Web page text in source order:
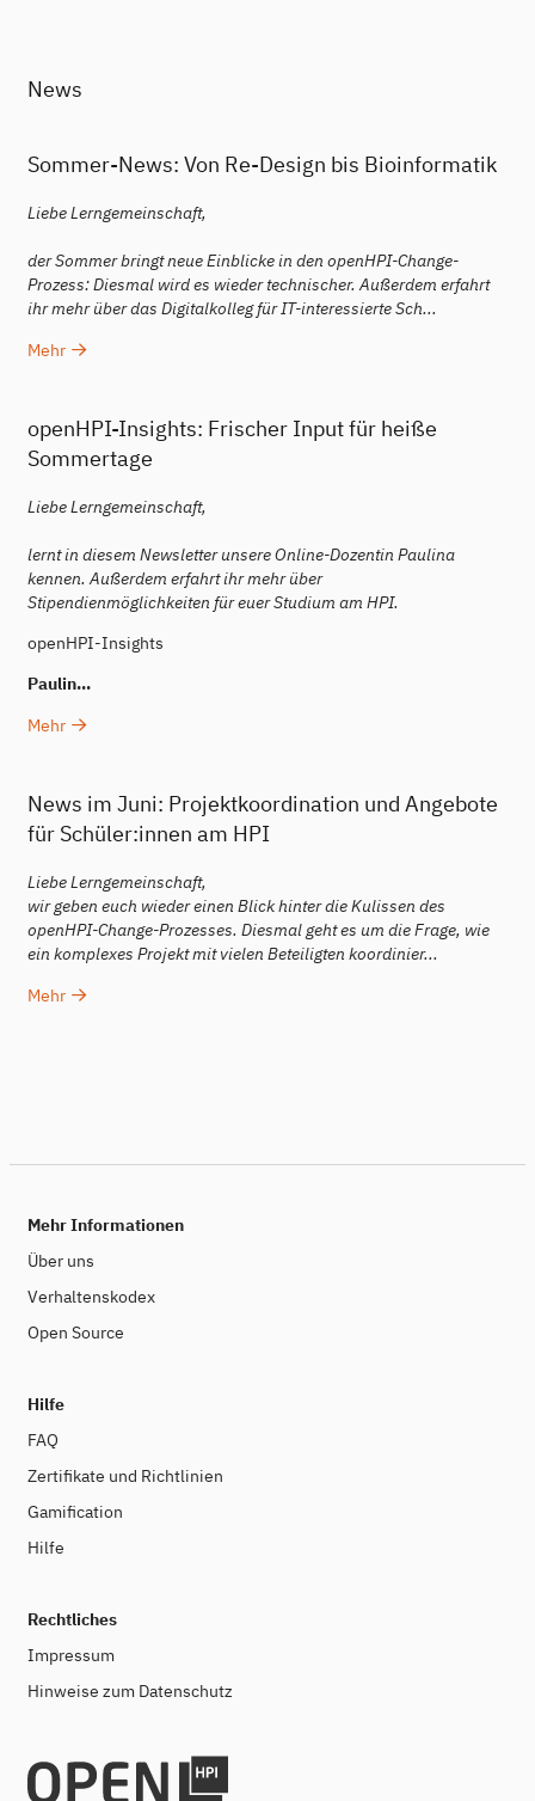
News
Sommer-News: Von Re-Design bis Bioinformatik
Liebe Lerngemeinschaft,
der Sommer bringt neue Einblicke in den openHPI-Change-
Prozess: Diesmal wird es wieder technischer. Außerdem erfahrt
ihr mehr über das Digitalkolleg für IT-interessierte Sch...
Mehr
openHPI-Insights: Frischer Input für heiße
Sommertage
Liebe Lerngemeinschaft,
lernt in diesem Newsletter unsere Online-Dozentin Paulina
kennen. Außerdem erfahrt ihr mehr über
Stipendienmöglichkeiten für euer Studium am HPI.
openHPI-Insights
Paulin...
Mehr
News im Juni: Projektkoordination und Angebote
für Schüler:innen am HPI
Liebe Lerngemeinschaft,
wir geben euch wieder einen Blick hinter die Kulissen des
openHPI-Change-Prozesses. Diesmal geht es um die Frage, wie
ein komplexes Projekt mit vielen Beteiligten koordinier...
Mehr
Mehr Informationen
Über uns
Verhaltenskodex
Open Source
Hilfe
FAQ
Zertifikate und Richtlinien
Gamification
Hilfe
Rechtliches
Impressum
Hinweise zum Datenschutz